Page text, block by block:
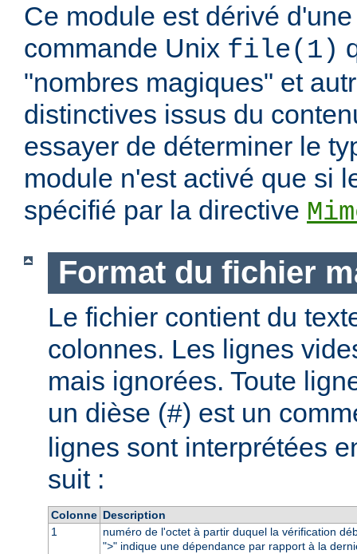
Ce module est dérivé
commande Unix file(1)
"nombres magiques" et
distinctives issus du
essayer de déterminer le
module n'est activé que si
spécifié par la directive
Format du fichier
Le fichier contient du
colonnes. Les lignes
mais ignorées. Toute
un dièse (#) est un
lignes sont interprétées
suit :
Colonne Description
1
numéro de l'octet à partir duquel la vérification
">" indique une dépendance par rapport à la